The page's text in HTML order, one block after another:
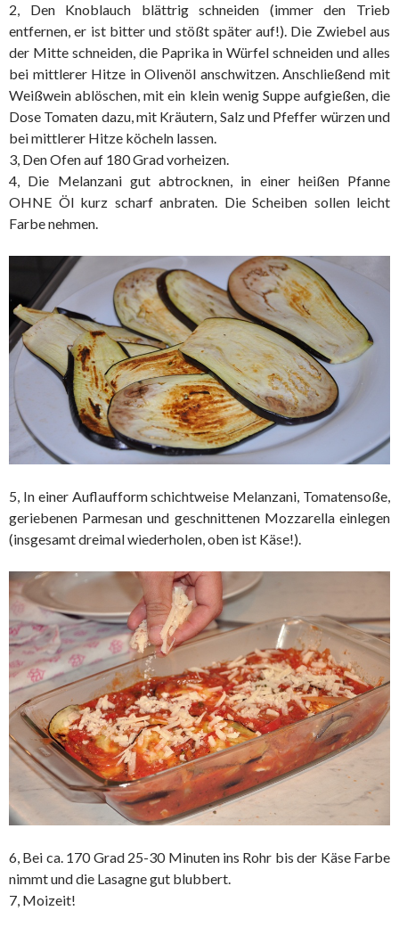
2, Den Knoblauch blättrig schneiden (immer den Trieb
entfernen, er ist bitter und stößt später auf!). Die Zwiebel aus
der Mitte schneiden, die Paprika in Würfel schneiden und alles
bei mittlerer Hitze in Olivenöl anschwitzen. Anschließend mit
Weißwein ablöschen, mit ein klein wenig Suppe aufgießen, die
Dose Tomaten dazu, mit Kräutern, Salz und Pfeffer würzen und
bei mittlerer Hitze köcheln lassen.
3, Den Ofen auf 180 Grad vorheizen.
4, Die Melanzani gut abtrocknen, in einer heißen Pfanne
OHNE Öl kurz scharf anbraten. Die Scheiben sollen leicht
Farbe nehmen.
5, In einer Auflaufform schichtweise Melanzani, Tomatensoße,
geriebenen Parmesan und geschnittenen Mozzarella einlegen
(insgesamt dreimal wiederholen, oben ist Käse!).
6, Bei ca. 170 Grad 25-30 Minuten ins Rohr bis der Käse Farbe
nimmt und die Lasagne gut blubbert.
7, Moizeit!